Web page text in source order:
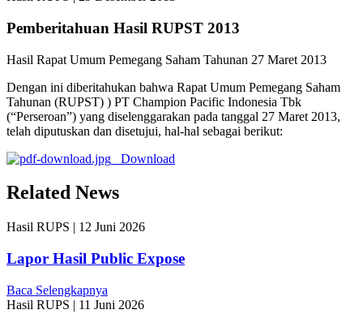
Pemberitahuan Hasil RUPST 2013
Hasil Rapat Umum Pemegang Saham Tahunan 27 Maret 2013
Dengan ini diberitahukan bahwa Rapat Umum Pemegang Saham
Tahunan (RUPST) ) PT Champion Pacific Indonesia Tbk
(“Perseroan”) yang diselenggarakan pada tanggal 27 Maret 2013,
telah diputuskan dan disetujui, hal-hal sebagai berikut:
Download
Related News
Hasil RUPS | 12 Juni 2026
Lapor Hasil Public Expose
Baca Selengkapnya
Hasil RUPS | 11 Juni 2026